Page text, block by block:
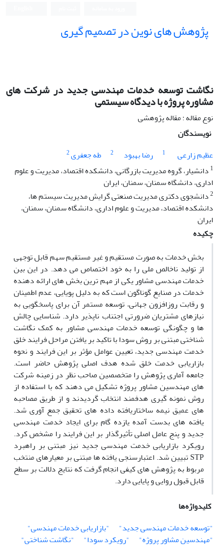
پژوهش های نوین در تصمیم گیری
نگاشت توسعه خدمات مهندسی جدید در شرکت های
مشاوره پروژه با دیدگاه سیستمی
نوع مقاله : مقاله پژوهشی
نویسندگان
عظیم زارعی
1 رضا بهبود 2 طه جعفری2
1 دانشیار، گروه مدیریت بازرگانی، دانشکده اقتصاد، مدیریت و علوم
اداری، دانشگاه سمنان، سمنان، ایران
2دانشجوی دکتری مدیریت صنعتی گرایش مدیریت سیستم ها،
دانشکده اقتصاد، مدیریت و علوم اداری، دانشگاه سمنان، سمنان،
ایران
چکیده
بخش خدمات به صورت مستقیم و غیر مستقیم سهم قابل توجهی
از تولید ناخالص ملی را به خود اختصاص می دهد. در این بین
خدمات مهندسی مشاور یکی از مهم ترین بخش های ارائه دهنده
خدمات در صنایع گوناگون است که به دلیل پویایی، عدم اطمینان
و رقابت روزافزون جهانی، توسعه مستمر آن برای پاسخگویی به
نیازهای مشتریان ضرورتی اجتناب ناپذیر دارد. شناسایی چالش
ها و چگونگی توسعه خدمات مهندسی مشاور به کمک نگاشت
شناختی مبتنی بر روش سودا با تاکید بر یافتن مراحل فرایند خلق
خدمت مهندسی جدید، تعیین عوامل مؤثر بر این فرایند و نحوه
بازاریابی خدمت خلق شده هدف اصلی پژوهش حاضر است.
جامعه آماری پژوهش را متخصصین صاحب نظر در زمینه شرکت
های مهندسین مشاور پروژه تشکیل می دهند که با استفاده از
روش نمونه گیری هدفمند انتخاب گردیدند و از طریق مصاحبه
های عمیق نیمه ساختاریافته داده های تحقیق جمع آوری شد.
یافته های بدست آمده یازده گام برای ایجاد خدمت مهندسی
جدید و پنج عامل اصلی تأثیرگذار بر این فرایند را مشخص کرد.
رویکرد بازاریابی خدمت مهندسی جدید نیز مبتنی بر راهبرد
STP تبیین شد. اعتبارسنجی یافته ها مبتنی بر معیارهای منتخب
مربوط به پژوهش های کیفی انجام گرفت که نتایج دلالت بر سطح
قابل قبول روایی و پایایی دارد.
کلیدواژه‌ها
"توسعه خدمات مهندسی جدید"
"بازاریابی خدمات مهندسی"
"مهندسین مشاور پروژه"
"رویکرد سودا"
"نگاشت شناختی"